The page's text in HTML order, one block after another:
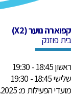
קפוארה נוער (X2)
בית פוזנק
ראשון 18:45 - 19:30
שלישי 18:45 - 19:30
מועדי הפעילות מ: 01.09.2025 ל: 31.07.2026